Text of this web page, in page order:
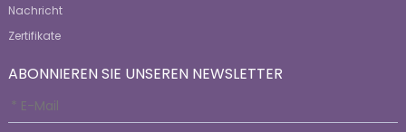
Nachricht
Zertifikate
ABONNIEREN SIE UNSEREN NEWSLETTER